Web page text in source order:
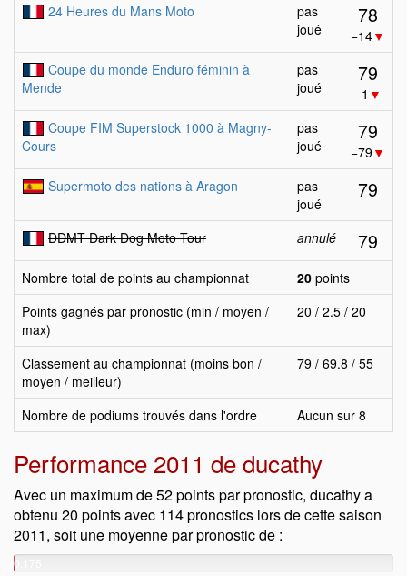
24 Heures du Mans Moto
pas
joué
78
−14▼
Coupe du monde Enduro féminin à
Mende
pas
joué
79
−1 ▼
Coupe FIM Superstock 1000 à Magny-
Cours
pas
joué
79
−79▼
Supermoto des nations à Aragon
pas
joué
79
DDMT Dark Dog Moto Tour annulé 79
Nombre total de points au championnat 20 points
Points gagnés par pronostic (min / moyen /
max)
20 / 2.5 / 20
Classement au championnat (moins bon /
moyen / meilleur)
79 / 69.8 / 55
Nombre de podiums trouvés dans l'ordre Aucun sur 8
Performance 2011 de ducathy
Avec un maximum de 52 points par pronostic, ducathy a
obtenu 20 points avec 114 pronostics lors de cette saison
2011, soit une moyenne par pronostic de :
0.175